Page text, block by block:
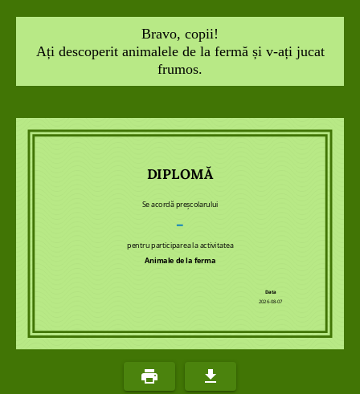
Bravo, copii!
Ați descoperit animalele de la fermă și v-ați jucat
frumos.
DIPLOMĂ
Se acordă preșcolarului
–
pentru participarea la activitatea
Animale de la ferma
Data
2026-08-07